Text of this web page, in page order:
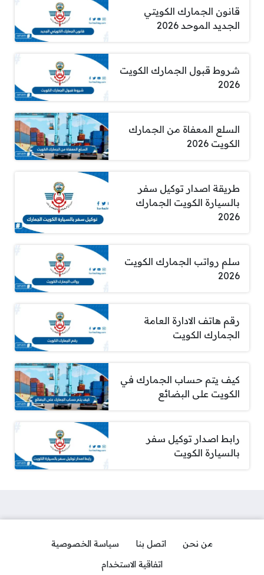
قانون الجمارك الكويتي
الجديد الموحد 2026
شروط قبول الجمارك الكويت
2026
السلع المعفاة من الجمارك
الكويت 2026
طريقة اصدار توكيل سفر
بالسيارة الكويت الجمارك
2026
سلم رواتب الجمارك الكويت
2026
رقم هاتف الادارة العامة
الجمارك الكويت
كيف يتم حساب الجمارك في
الكويت على البضائع
رابط اصدار توكيل سفر
بالسيارة الكويت
من نحن اتصل بنا
سياسة الخصوصية
اتفاقية الاستخدام